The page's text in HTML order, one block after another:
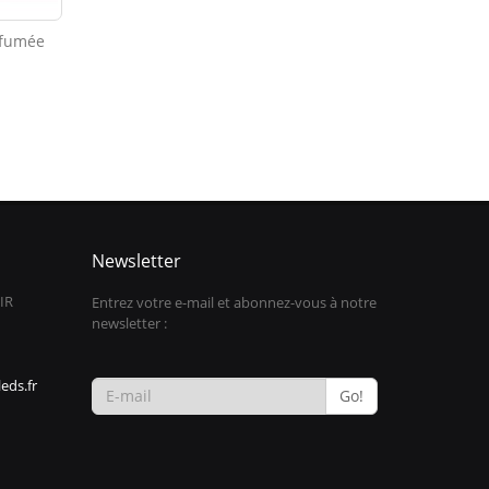
Newsletter
Entrez votre e-mail et abonnez-vous à notre
newsletter :
Go!